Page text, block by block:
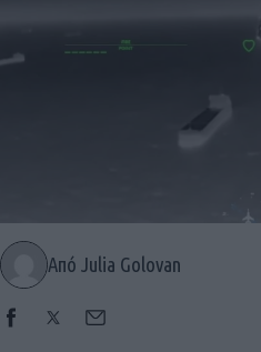
Από Julia Golovan